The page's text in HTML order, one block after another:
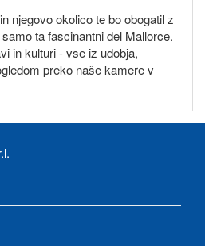
njegovo okolico te bo obogatil z
ta fascinantni del Mallorce.
in kulturi - vse iz udobja,
preko naše kamere v